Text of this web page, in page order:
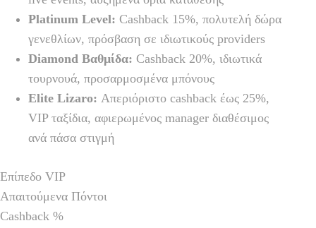
Platinum Level: Cashback 15%, πολυτελή δώρα
γενεθλίων, πρόσβαση σε ιδιωτικούς providers
Diamond Βαθμίδα: Cashback 20%, ιδιωτικά
τουρνουά, προσαρμοσμένα μπόνους
Elite Lizaro: Απεριόριστο cashback έως 25%,
VIP ταξίδια, αφιερωμένος manager διαθέσιμος
ανά πάσα στιγμή
Επίπεδο VIP
Απαιτούμενα Πόντοι
Cashback %